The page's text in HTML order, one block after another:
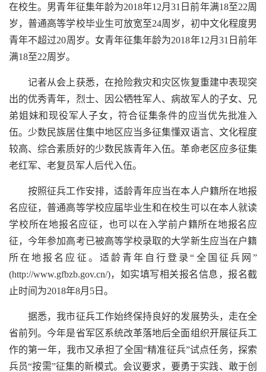
在校生。男青年征集年龄为2018年12月31日前年满18至22周
岁，普通高等学校毕业生可放宽至24周岁，初中文化程度男
青年不超过20周岁。女青年征集年龄为2018年12月31日前年
满18至22周岁。
记者从会上获悉，在抢险救灾和灾区恢复重建中表现突
出的优秀青年，烈士、因公牺牲军人、病故军人的子女、兄
弟姐妹和现役军人子女，符合征集条件的应当优先批准入
伍。少数民族居住集中地区应当多征集懂双语言、文化程度
较高、综合素质好的少数民族青年入伍。革命老区应多征集
老红军、老复员军人后代入伍。
按照征兵工作安排，适龄青年应当在本人户籍所在地报
名应征，普通高等学校应届毕业生和在校生可以在本人就读
学校所在地报名应征，也可以在入学前户籍所在地报名应
征，今年参加高考已被高等学校录取的大学新生应当在户籍
所在地报名应征。适龄青年自行登录“全国征兵网”
(http://www.gfbzb.gov.cn/)，如实填写相关报名信息，报名截
止时间为2018年8月5日。
据悉，我市征兵工作始终保持良好的发展势头，走在全
省前列。今年是省军区系统改革落地后全面组织开展征兵工
作的第一年，我市又承担了全国“精准征兵”试点任务，探索
兵员“按需”征集的新模式。会议要求，要勇于实践、敢于创